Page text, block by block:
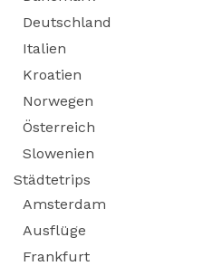
Deutschland
Italien
Kroatien
Norwegen
Österreich
Slowenien
Städtetrips
Amsterdam
Ausflüge
Frankfurt